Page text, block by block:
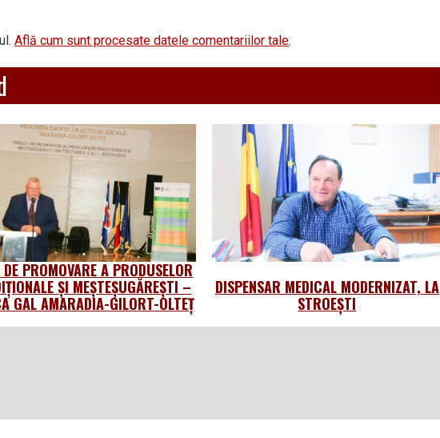
Află cum sunt procesate datele comentariilor tale.
PROMOVARE A PRODUSELOR
ȘI MEȘTEȘUGĂREȘTI –
GAL AMARADIA-GILORT-OLTEȚ
DISPENSAR MEDICAL MODERNIZAT, LA
STROEȘTI